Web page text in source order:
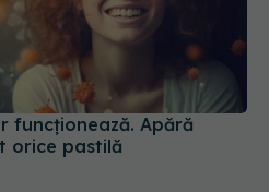
funcționează. Apără
orice pastilă